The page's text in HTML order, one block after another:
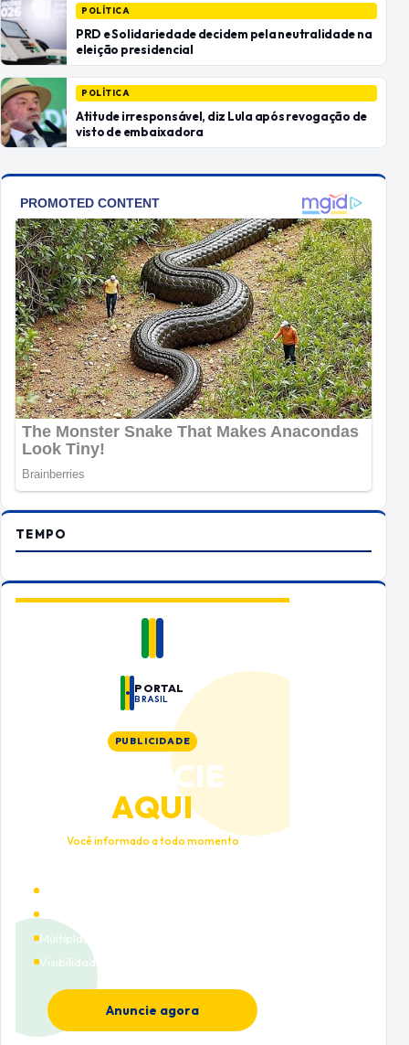
POLÍTICA
PRD e Solidariedade decidem pela neutralidade na
eleição presidencial
POLÍTICA
Atitude irresponsável, diz Lula após revogação de
visto de embaixadora
TEMPO
PORTAL
BRASIL
PUBLICIDADE
ANUNCIE
AQUI
Você informado a todo momento
Múltiplas categorias
Visibilidade premium
Anuncie agora